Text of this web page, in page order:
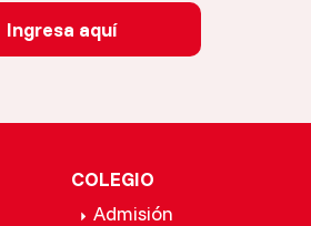
Ingresa aquí
COLEGIO
Admisión